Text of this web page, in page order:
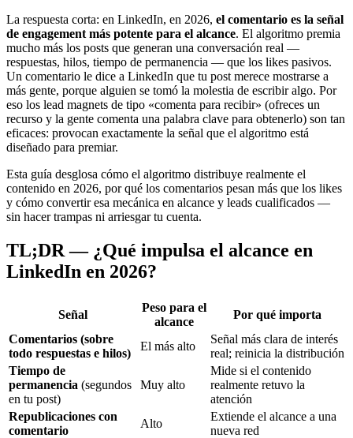
La respuesta corta: en LinkedIn, en 2026, el comentario es la señal
de engagement más potente para el alcance. El algoritmo premia
mucho más los posts que generan una conversación real —
respuestas, hilos, tiempo de permanencia — que los likes pasivos.
Un comentario le dice a LinkedIn que tu post merece mostrarse a
más gente, porque alguien se tomó la molestia de escribir algo. Por
eso los lead magnets de tipo «comenta para recibir» (ofreces un
recurso y la gente comenta una palabra clave para obtenerlo) son tan
eficaces: provocan exactamente la señal que el algoritmo está
diseñado para premiar.
Esta guía desglosa cómo el algoritmo distribuye realmente el
contenido en 2026, por qué los comentarios pesan más que los likes
y cómo convertir esa mecánica en alcance y leads cualificados —
sin hacer trampas ni arriesgar tu cuenta.
TL;DR — ¿Qué impulsa el alcance en
LinkedIn en 2026?
Señal
Peso para el
alcance
Por qué importa
Comentarios (sobre
todo respuestas e hilos)
El más alto
Señal más clara de interés
real; reinicia la distribución
Tiempo de
permanencia (segundos
en tu post)
Muy alto
Mide si el contenido
realmente retuvo la
atención
Republicaciones con
comentario
Alto
Extiende el alcance a una
nueva red